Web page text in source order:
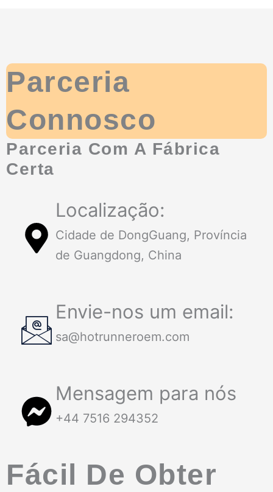
Parceria
Connosco
Parceria Com A Fábrica
Certa
Localização:
Cidade de DongGuang, Província
de Guangdong, China
Envie-nos um email:
sa@hotrunneroem.com
Mensagem para nós
+44 7516 294352
Fácil De Obter